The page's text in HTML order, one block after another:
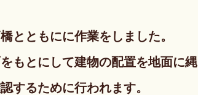
とともにに作業をしました。
もとにして建物の配置を地面に縄
するために行われます。